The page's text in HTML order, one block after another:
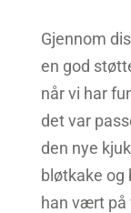
Gjennom
en god
når vi har
det var
den nye
bløtkake og
han vært på